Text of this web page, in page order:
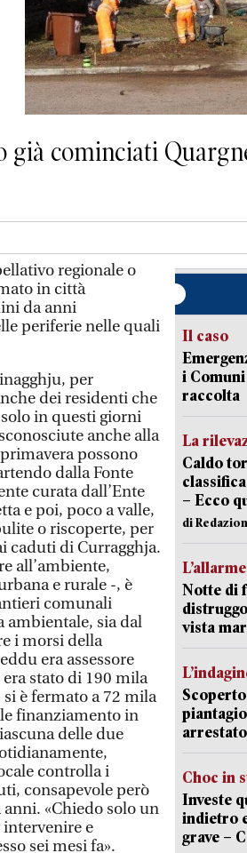
cominciati
regionale o
in città
da anni
periferie nelle quali
per
dei residenti che
in questi giorni
anche alla
possono
dalla Fonte
curata dall’Ente
e poi, poco a valle,
o riscoperte, per
caduti di Curragghja.
all’ambiente,
e rurale -, è
comunali
sia dal
i morsi della
era assessore
stato di 190 mila
si è fermato a 72 mila
finanziamento in
delle due
controlla i
consapevole però
«Chiedo solo un
intervenire e
sei mesi fa».
Il caso
i Comuni
raccolta
La
Caldo
– Ecco
di
L’allarme
Notte di
vista
arrestato
Choc in
Investe
indietro
grave –